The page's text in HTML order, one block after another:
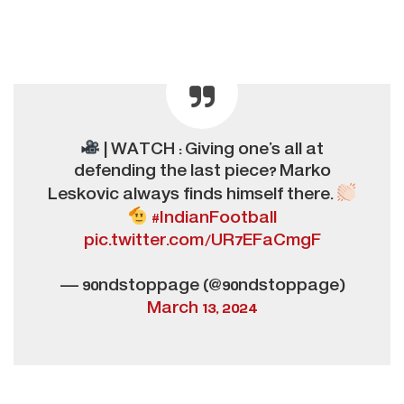
| WATCH : Giving one’s all at
defending the last piece? Marko
Leskovic always finds himself there.
#IndianFootball
pic.twitter.com/UR7EFaCmgF
— 90ndstoppage (@90ndstoppage)
March 13, 2024